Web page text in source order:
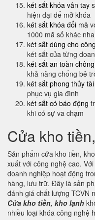
két sắt khóa vân tay
hiện đại để mở khóa
két sắt khóa đổi mã
1000 mã số khác
két sắt dùng cho
két sắt của từng
két sắt an toàn
khả năng chống bê
két sắt phong thủy
phục vụ gia đình
két sắt có báo động
khi có sự va chạm
Cửa kho
Sản phẩm cửa kho tiền,
xuất với công nghệ cao.
doanh nghiệp hoạt động
hàng, lưu trữ. Đây là sản
đánh giá chất lượng TCVN
Cửa kho tiền, kho lạnh
nhiều loại khóa công nghệ